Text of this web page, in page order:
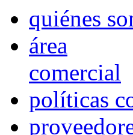
quiénes
área
comercial
políticas